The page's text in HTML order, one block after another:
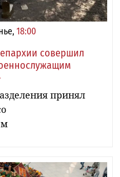
18:00
совершил
принял